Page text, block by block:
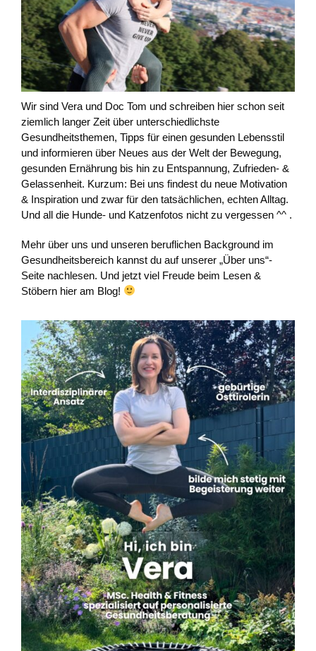
Wir sind Vera und Doc Tom und schreiben hier schon seit
ziemlich langer Zeit über unterschiedlichste
Gesundheitsthemen, Tipps für einen gesunden Lebensstil
und informieren über Neues aus der Welt der Bewegung,
gesunden Ernährung bis hin zu Entspannung, Zufrieden- &
Gelassenheit. Kurzum: Bei uns findest du neue Motivation
& Inspiration und zwar für den tatsächlichen, echten Alltag.
Und all die Hunde- und Katzenfotos nicht zu vergessen ^^ .
Mehr über uns und unseren beruflichen Background im
Gesundheitsbereich kannst du auf unserer „Über uns“-
Seite nachlesen. Und jetzt viel Freude beim Lesen &
Stöbern hier am Blog!